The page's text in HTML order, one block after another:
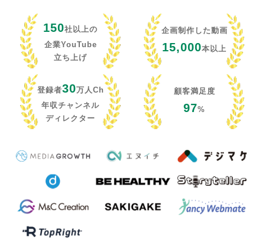
150社以上の
企業YouTube
立ち上げ
企画制作した動画
15,000本以上
登録者30万人Ch
年収チャンネル
ディレクター
顧客満足度
97%